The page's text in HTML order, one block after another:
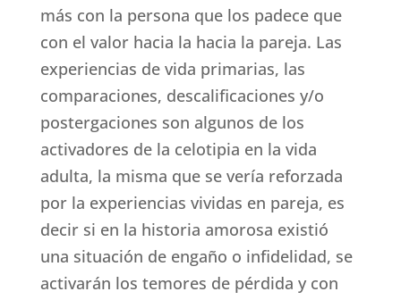
más con la persona que los padece que
con el valor hacia la hacia la pareja. Las
experiencias de vida primarias, las
comparaciones, descalificaciones y/o
postergaciones son algunos de los
activadores de la celotipia en la vida
adulta, la misma que se vería reforzada
por la experiencias vividas en pareja, es
decir si en la historia amorosa existió
una situación de engaño o infidelidad, se
activarán los temores de pérdida y con